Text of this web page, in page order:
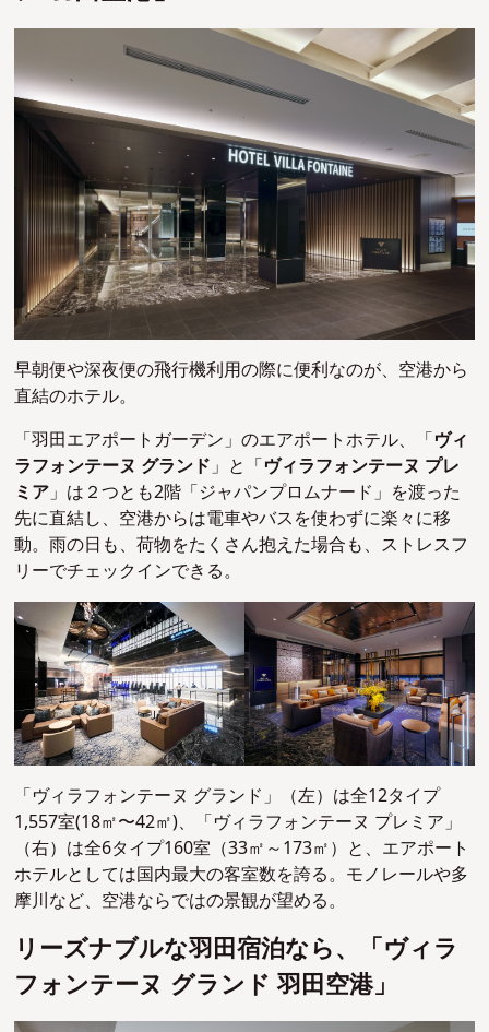
早朝便や深夜便の飛行機利用の際に便利なのが、空港から
直結のホテル。
「羽田エアポートガーデン」のエアポートホテル、「ヴィ
ラフォンテーヌ グランド」と「ヴィラフォンテーヌ プレ
ミア」は２つとも2階「ジャパンプロムナード」を渡った
先に直結し、空港からは電車やバスを使わずに楽々に移
動。雨の日も、荷物をたくさん抱えた場合も、ストレスフ
リーでチェックインできる。
「ヴィラフォンテーヌ グランド」（左）は全12タイプ
1,557室(18㎡〜42㎡)、「ヴィラフォンテーヌ プレミア」
（右）は全6タイプ160室（33㎡～173㎡）と、エアポート
ホテルとしては国内最大の客室数を誇る。モノレールや多
摩川など、空港ならではの景観が望める。
リーズナブルな羽田宿泊なら、「ヴィラ
フォンテーヌ グランド 羽田空港」